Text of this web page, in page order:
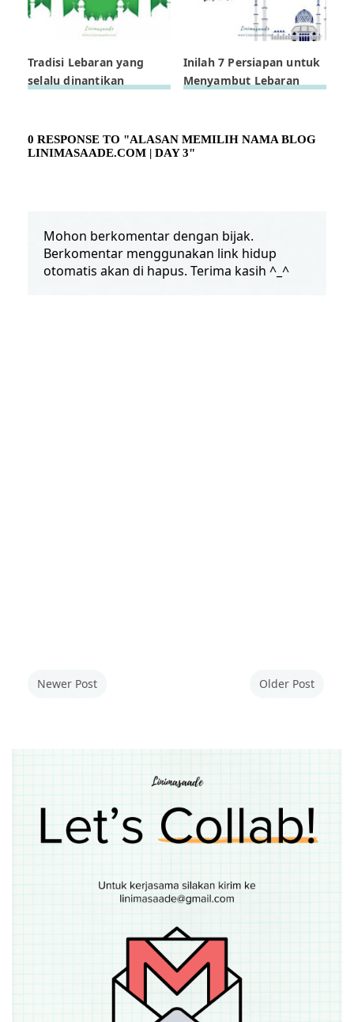
Tradisi Lebaran yang
selalu dinantikan
Inilah 7 Persiapan untuk
Menyambut Lebaran
0 RESPONSE TO "ALASAN MEMILIH NAMA BLOG
LINIMASAADE.COM | DAY 3"
Mohon berkomentar dengan bijak.
Berkomentar menggunakan link hidup
otomatis akan di hapus. Terima kasih ^_^
Newer Post Older Post